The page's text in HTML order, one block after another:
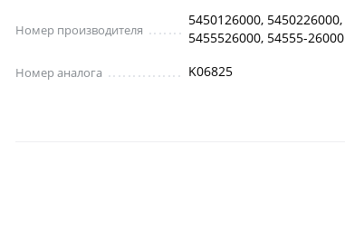
Номер производителя
5450126000, 5450226000,
5455526000, 54555-26000
Номер аналога K06825